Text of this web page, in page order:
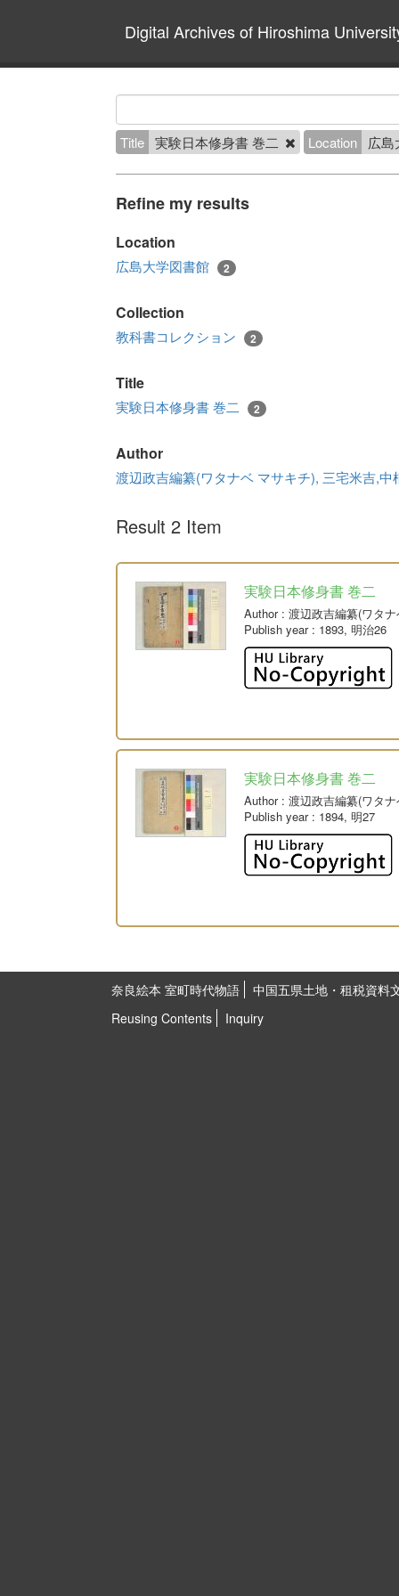
Digital Archives of Hiroshima
Title 実験日本修身書 巻二 Location 広
Refine my results
Location
広島大学図書館 2
Collection
教科書コレクション 2
Title
実験日本修身書 巻二 2
Author
渡辺政吉編纂(ワタナベ マサキチ), 三宅米吉,
Result 2 Item
実験日本修身書 巻二
Author: 渡辺政吉編纂(ワタ
Publish year: 1893, 明治26
実験日本修身書 巻二
Author: 渡辺政吉編纂(ワタ
Publish year: 1894, 明27
奈良絵本 室町時代物語
中国五県土地・租税資料
Reusing Contents
Inquiry